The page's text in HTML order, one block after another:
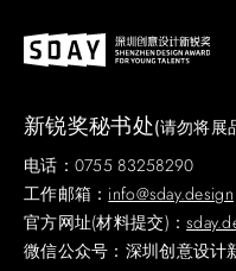
新锐奖秘书处(请勿将展
电话：0755 83258290
工作邮箱： info@sday.design
官方网址(材料提交)：
微信公众号：深圳创意设计